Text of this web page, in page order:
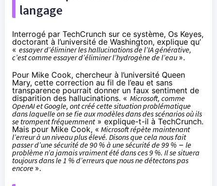
langage
Interrogé par TechCrunch sur ce système, Os Keyes,
doctorant à l’université de Washington, explique qu’
« essayer d’éliminer les hallucinations de l’IA générative,
c’est comme essayer d’éliminer l’hydrogène de l’eau ».
Pour Mike Cook, chercheur à l’université Queen
Mary, cette correction au fil de l’eau et sans
transparence pourrait donner un faux sentiment de
disparition des hallucinations. « Microsoft, comme
OpenAI et Google, ont créé cette situation problématique
dans laquelle on se fie aux modèles dans des scénarios où ils
se trompent fréquemment» explique-t-il à TechCrunch.
Mais pour Mike Cook, « Microsoft répète maintenant
l’erreur à un niveau plus élevé. Disons que cela nous fait
passer d’une sécurité de 90 % à une sécurité de 99 % – le
problème n’a jamais vraiment été dans ces 9 %. Il se situera
toujours dans le 1 % d’erreurs que nous ne détectons pas
encore ».